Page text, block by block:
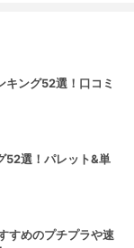
キング52選！口コミ
52選！パレット&単
すめのプチプラや速